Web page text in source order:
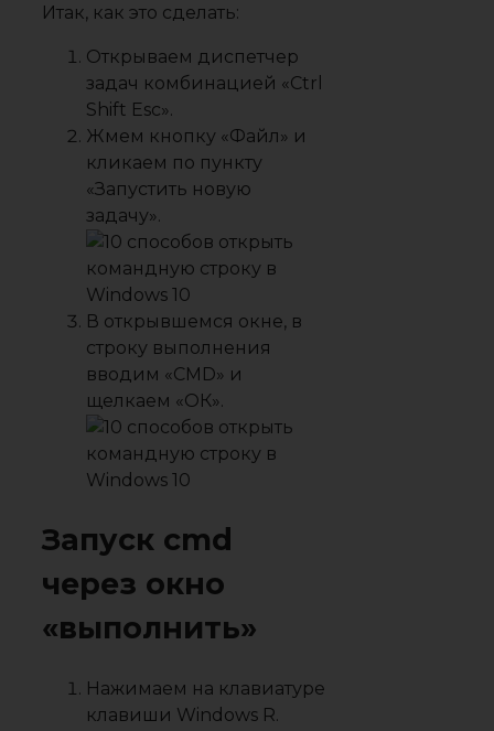
Итак, как это сделать:
Открываем диспетчер
задач комбинацией «Ctrl
Shift Esc».
Жмем кнопку «Файл» и
кликаем по пункту
«Запустить новую
задачу».
В открывшемся окне, в
строку выполнения
вводим «CMD» и
щелкаем «ОК».
Запуск cmd
через окно
«выполнить»
Нажимаем на клавиатуре
клавиши Windows R.